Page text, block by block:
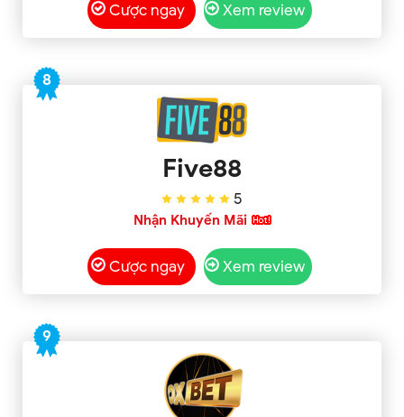
Cược ngay Xem review
8
Five88
5
Nhận Khuyến Mãi
Cược ngay Xem review
9